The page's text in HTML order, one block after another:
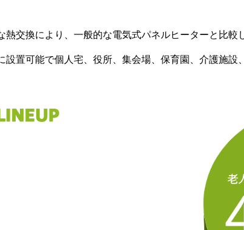
交換により、一般的な電気式パネルヒーターと比較
置可能で個人宅、役所、集会場、保育園、介護施設